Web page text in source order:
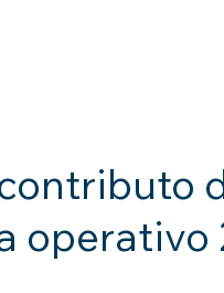
operativo